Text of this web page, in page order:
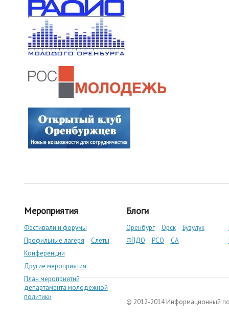
Мероприятия
Фестивали и форумы
Профильные лагеря
Слёты
Конференции
Другие мероприятия
План мероприятий
департамента молодежной
политики
Блоги
Оренбург Орск
Бузулук
ФПДО
РСО СА
© 2012-2014 Информационный